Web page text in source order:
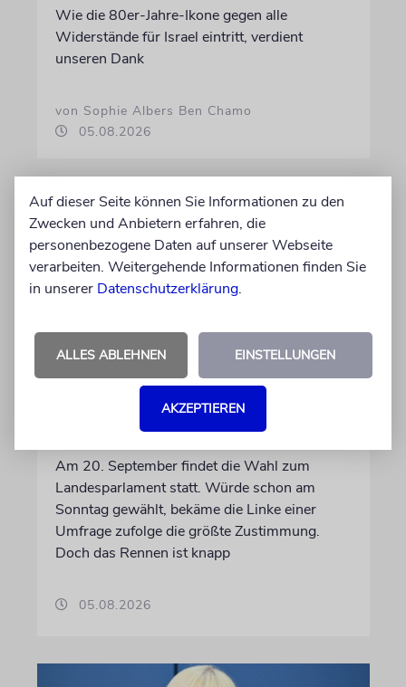
Wie die 80er-Jahre-Ikone gegen alle
Widerstände für Israel eintritt, verdient
unseren Dank
von Sophie Albers Ben Chamo
05.08.2026
WAHL ZUM ABGEORDNETENHAUS
Umfrage: Linke in Berlin auf
Platz eins
Am 20. September findet die Wahl zum
Landesparlament statt. Würde schon am
Sonntag gewählt, bekäme die Linke einer
Umfrage zufolge die größte Zustimmung.
Doch das Rennen ist knapp
05.08.2026
Auf dieser Seite können Sie Informationen zu den
Zwecken und Anbietern erfahren, die
personenbezogene Daten auf unserer Webseite
verarbeiten. Weitergehende Informationen finden Sie
in unserer Datenschutzerklärung.
ALLES ABLEHNEN EINSTELLUNGEN
AKZEPTIEREN